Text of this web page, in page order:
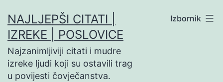
na
sadržaj
NAJLJEPŠI CITATI |
IZREKE | POSLOVICE
Najzanimljiviji citati i mudre
izreke ljudi koji su ostavili trag
u povijesti čovječanstva.
Izbornik